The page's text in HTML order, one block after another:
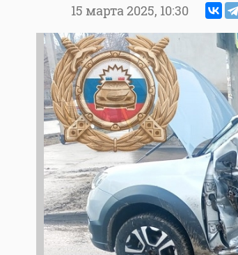
15 марта 2025, 10:30